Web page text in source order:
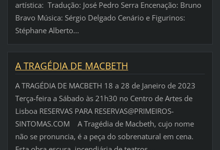
artística: Tradução: José Pedro Serra Encenação: Bruno
Bravo Música: Sérgio Delgado Cenário e Figurinos:
Stéphane Alberto...
A TRAGÉDIA DE MACBETH
A TRAGÉDIA DE MACBETH 18 a 28 de Janeiro de 2023
Terça-feira a Sábado às 21h30 no Centro de Artes de
Lisboa RESERVAS PARA RESERVAS@PRIMEIROS-
SINTOMAS.COM A Tragédia de Macbeth, cujo nome
não se pronuncia, é a peça do sobrenatural em cena.